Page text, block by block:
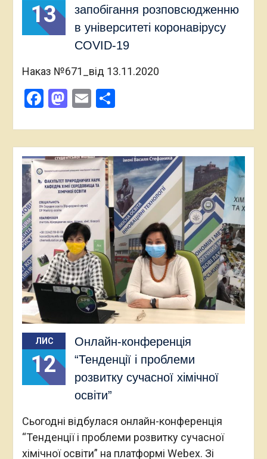
13
запобігання розповсюдженню
в університеті коронавірусу
COVID-19
Наказ №671_від 13.11.2020
Facebook
Mastodon
EmailПоділитися
ЛИС
12
Онлайн-конференція
“Тенденції і проблеми
розвитку сучасної хімічної
освіти”
Сьогодні відбулася онлайн-конференція
“Тенденції і проблеми розвитку сучасної
хімічної освіти” на платформі Webex. Зі